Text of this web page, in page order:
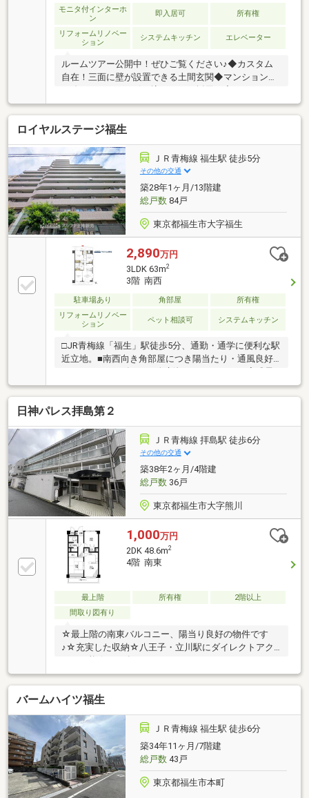
モニタ付インターホ
ン
即入居可 所有権
リフォームリノベー
ション
システムキッチン エレベーター
ルームツアー公開中！ぜひご覧ください♪◆カスタム
自在！三面に壁が設置できる土間玄関◆マンションに
ースにはコンセント完備。上部にライトがあり手元を
照らします。◆スタイリッシュなシャワールームLDK
の壁や天井はコンクリート塗装仕上げで、ムラ感によ
る味があります。＜リノベーション内容＞コンロ交
換、浴室交換、洗面台交換、トイレ交換、床張替、ク
ロス貼替、キッチン交換、建具交換、間取り変更、給
湯器交換、ハウスクリーニング等ぜひ一度ご覧くださ
い！！
ロイヤルステージ福生
ＪＲ青梅線 福生駅 徒歩5分
その他の交通
築28年1ヶ月/13階建
総戸数84戸
東京都福生市大字福生
2,890万円
3LDK 63m2
3階 南西
駐車場あり 角部屋
所有権
リフォームリノベー
ション
ペット相談可 システムキッチン
□JR青梅線「福生」駅徒歩5分、通勤・通学に便利な駅
近立地。■南西向き角部屋につき陽当たり・通風良好
定、快適な住空間へ一新。■ペット飼育可（細則あ
り）、オートロック・宅配ボックス付き。資料請求や
ご内覧予約はお気軽にお問合せください。
日神パレス拝島第２
ＪＲ青梅線 拝島駅 徒歩6分
その他の交通
築38年2ヶ月/4階建
総戸数36戸
東京都福生市大字熊川
1,000万円
2DK 48.6m2
4階 南東
最上階 所有権
2階以上
間取り図有り
☆最上階の南東バルコニー、陽当り良好の物件です
♪☆充実した収納☆八王子・立川駅にダイレクトアク
給湯器交換
バームハイツ福生
ＪＲ青梅線 福生駅 徒歩6分
築34年11ヶ月/7階建
総戸数43戸
東京都福生市本町